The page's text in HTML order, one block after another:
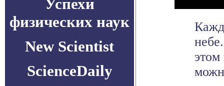
Успехи
физических наук
New Scientist
ScienceDaily